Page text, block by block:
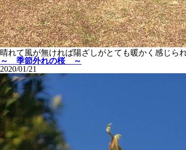
晴れて風が無ければ陽ざしがとても暖かく感じら
～ 季節外れの桜 ～
2020/01/21